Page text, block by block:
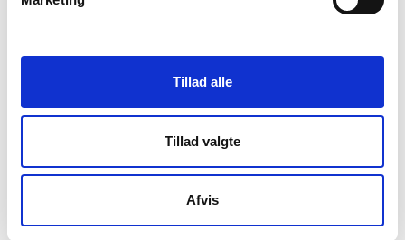
Tillad alle
Tillad valgte
Afvis
leve op til begyndelsen, og en historie, som stadig
forfatterparret end dem, som blev gentaget i dagene
efter bogmessen i Frankfurt og omkring udgivelsen af
“Svinehunde”. Derfor ved vi ikke så forfærdeligt meget
mere om grundlaget for deres litterære interesse end,
at de voksede op med en far, der var dansklære og
lange seancer med godnatlæsning. Siden udviklede de